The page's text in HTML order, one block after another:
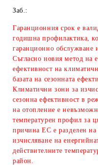
Заб.:
Гаранционния срок е
годишна профилактика,
гаранционно обслужване
Съгласно новия метод на
ефективност на
базата на сезонната
Климатични зони за
сезонна ефективност в
на отопление е
температурен профил за
причина ЕС е разделен
изчисляване на
действителните
район.